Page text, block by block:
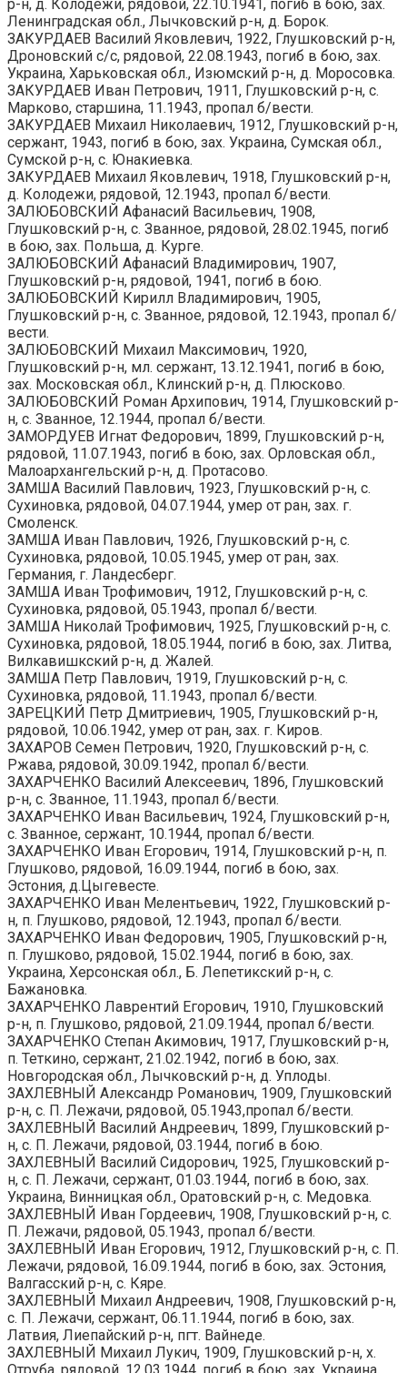
р-н, д. Колодежи, рядовой, 22.10.1941, погиб в бою, зах.
Ленинградская обл., Лычковский р-н, д. Борок.
ЗАКУРДАЕВ Василий Яковлевич, 1922, Глушковский р-н,
Дроновский с/с, рядовой, 22.08.1943, погиб в бою, зах.
Украина, Харьковская обл., Изюмский р-н, д. Моросовка.
ЗАКУРДАЕВ Иван Петрович, 1911, Глушковский р-н, с.
Марково, старшина, 11.1943, пропал б/вести.
ЗАКУРДАЕВ Михаил Николаевич, 1912, Глушковский р-н,
сержант, 1943, погиб в бою, зах. Украина, Сумская обл.,
Сумской р-н, с. Юнакиевка.
ЗАКУРДАЕВ Михаил Яковлевич, 1918, Глушковский р-н,
д. Колодежи, рядовой, 12.1943, пропал б/вести.
ЗАЛЮБОВСКИЙ Афанасий Васильевич, 1908,
Глушковский р-н, с. Званное, рядовой, 28.02.1945, погиб
в бою, зах. Польша, д. Курге.
ЗАЛЮБОВСКИЙ Афанасий Владимирович, 1907,
Глушковский р-н, рядовой, 1941, погиб в бою.
ЗАЛЮБОВСКИЙ Кирилл Владимирович, 1905,
Глушковский р-н, с. Званное, рядовой, 12.1943, пропал б/
вести.
ЗАЛЮБОВСКИЙ Михаил Максимович, 1920,
Глушковский р-н, мл. сержант, 13.12.1941, погиб в бою,
зах. Московская обл., Клинский р-н, д. Плюсково.
ЗАЛЮБОВСКИЙ Роман Архипович, 1914, Глушковский р-
н, с. Званное, 12.1944, пропал б/вести.
ЗАМОРДУЕВ Игнат Федорович, 1899, Глушковский р-н,
рядовой, 11.07.1943, погиб в бою, зах. Орловская обл.,
Малоархангельский р-н, д. Протасово.
ЗАМША Василий Павлович, 1923, Глушковский р-н, с.
Сухиновка, рядовой, 04.07.1944, умер от ран, зах. г.
Смоленск.
ЗАМША Иван Павлович, 1926, Глушковский р-н, с.
Сухиновка, рядовой, 10.05.1945, умер от ран, зах.
Германия, г. Ландесберг.
ЗАМША Иван Трофимович, 1912, Глушковский р-н, с.
Сухиновка, рядовой, 05.1943, пропал б/вести.
ЗАМША Николай Трофимович, 1925, Глушковский р-н, с.
Сухиновка, рядовой, 18.05.1944, погиб в бою, зах. Литва,
Вилкавишкский р-н, д. Жалей.
ЗАМША Петр Павлович, 1919, Глушковский р-н, с.
Сухиновка, рядовой, 11.1943, пропал б/вести.
ЗАРЕЦКИЙ Петр Дмитриевич, 1905, Глушковский р-н,
рядовой, 10.06.1942, умер от ран, зах. г. Киров.
ЗАХАРОВ Семен Петрович, 1920, Глушковский р-н, с.
Ржава, рядовой, 30.09.1942, пропал б/вести.
ЗАХАРЧЕНКО Василий Алексеевич, 1896, Глушковский
р-н, с. Званное, 11.1943, пропал б/вести.
ЗАХАРЧЕНКО Иван Васильевич, 1924, Глушковский р-н,
с. Званное, сержант, 10.1944, пропал б/вести.
ЗАХАРЧЕНКО Иван Егорович, 1914, Глушковский р-н, п.
Глушково, рядовой, 16.09.1944, погиб в бою, зах.
Эстония, д.Цыгевесте.
ЗАХАРЧЕНКО Иван Мелентьевич, 1922, Глушковский р-
н, п. Глушково, рядовой, 12.1943, пропал б/вести.
ЗАХАРЧЕНКО Иван Федорович, 1905, Глушковский р-н,
п. Глушково, рядовой, 15.02.1944, погиб в бою, зах.
Украина, Херсонская обл., Б. Лепетикский р-н, с.
Бажановка.
ЗАХАРЧЕНКО Лаврентий Егорович, 1910, Глушковский
р-н, п. Глушково, рядовой, 21.09.1944, пропал б/вести.
ЗАХАРЧЕНКО Степан Акимович, 1917, Глушковский р-н,
п. Теткино, сержант, 21.02.1942, погиб в бою, зах.
Новгородская обл., Лычковский р-н, д. Уплоды.
ЗАХЛЕВНЫЙ Александр Романович, 1909, Глушковский
р-н, с. П. Лежачи, рядовой, 05.1943,пропал б/вести.
ЗАХЛЕВНЫЙ Василий Андреевич, 1899, Глушковский р-
н, с. П. Лежачи, рядовой, 03.1944, погиб в бою.
ЗАХЛЕВНЫЙ Василий Сидорович, 1925, Глушковский р-
н, с. П. Лежачи, сержант, 01.03.1944, погиб в бою, зах.
Украина, Винницкая обл., Оратовский р-н, с. Медовка.
ЗАХЛЕВНЫЙ Иван Гордеевич, 1908, Глушковский р-н, с.
П. Лежачи, рядовой, 05.1943, пропал б/вести.
ЗАХЛЕВНЫЙ Иван Егорович, 1912, Глушковский р-н, с. П.
Лежачи, рядовой, 16.09.1944, погиб в бою, зах. Эстония,
Валгасский р-н, с. Кяре.
ЗАХЛЕВНЫЙ Михаил Андреевич, 1908, Глушковский р-н,
с. П. Лежачи, сержант, 06.11.1944, погиб в бою, зах.
Латвия, Лиепайский р-н, пгт. Вайнеде.
ЗАХЛЕВНЫЙ Михаил Лукич, 1909, Глушковский р-н, х.